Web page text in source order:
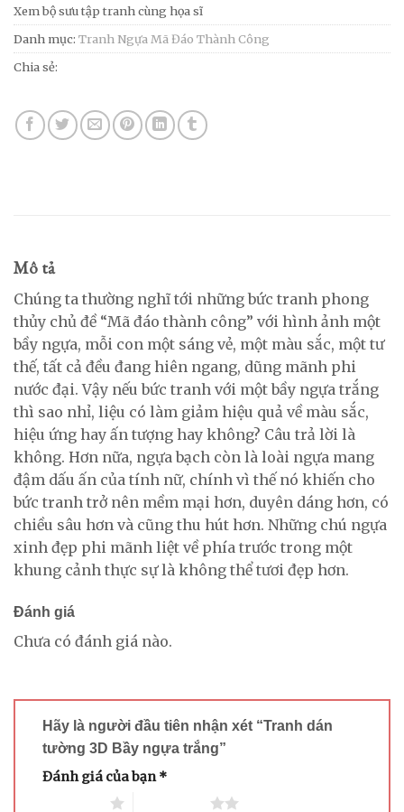
Xem bộ sưu tập tranh cùng họa sĩ
Danh mục: Tranh Ngựa Mã Đáo Thành Công
Chia sẻ:
Mô tả
Chúng ta thường nghĩ tới những bức tranh phong
thủy chủ đề “Mã đáo thành công” với hình ảnh một
bầy ngựa, mỗi con một sáng vẻ, một màu sắc, một tư
thế, tất cả đều đang hiên ngang, dũng mãnh phi
nước đại. Vậy nếu bức tranh với một bầy ngựa trắng
thì sao nhỉ, liệu có làm giảm hiệu quả về màu sắc,
hiệu ứng hay ấn tượng hay không? Câu trả lời là
không. Hơn nữa, ngựa bạch còn là loài ngựa mang
đậm dấu ấn của tính nữ, chính vì thế nó khiến cho
bức tranh trở nên mềm mại hơn, duyên dáng hơn, có
chiều sâu hơn và cũng thu hút hơn. Những chú ngựa
xinh đẹp phi mãnh liệt về phía trước trong một
khung cảnh thực sự là không thể tươi đẹp hơn.
Đánh giá
Chưa có đánh giá nào.
Hãy là người đầu tiên nhận xét “Tranh dán
tường 3D Bầy ngựa trắng”
Đánh giá của bạn *